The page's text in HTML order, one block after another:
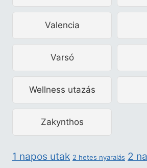
Valencia
Varsó
Wellness utazás
Zakynthos
1 napos utak 2 hetes nyaralás 2